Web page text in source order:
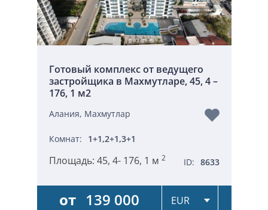
Готовый комплекс от ведущего
застройщика в Махмутларе, 45, 4 –
176, 1 м2
Алания, Махмутлар
Комнат: 1+1,2+1,3+1
Площадь: 45, 4- 176, 1 м 2 ID: 8633
от 139 000